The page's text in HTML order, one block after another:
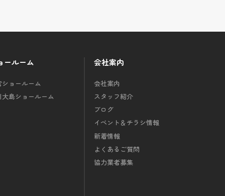
ールーム
ショールーム
大島ショールーム
会社案内
会社案内
スタッフ紹介
ブログ
イベント＆チラシ情報
新着情報
よくあるご質問
協力業者募集